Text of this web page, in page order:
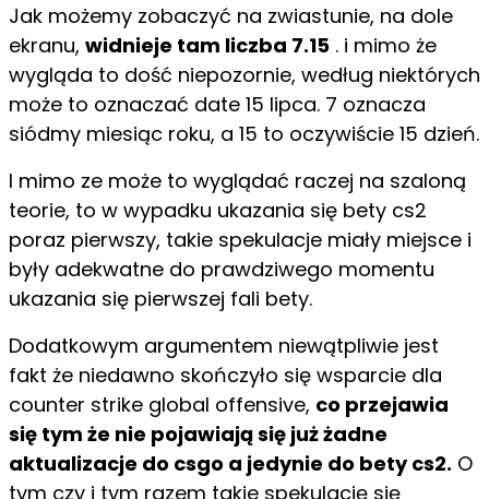
Jak możemy zobaczyć na zwiastunie, na dole
ekranu, widnieje tam liczba 7.15 . i mimo że
wygląda to dość niepozornie, według niektórych
może to oznaczać date 15 lipca. 7 oznacza
siódmy miesiąc roku, a 15 to oczywiście 15 dzień.
I mimo ze może to wyglądać raczej na szaloną
teorie, to w wypadku ukazania się bety cs2
poraz pierwszy, takie spekulacje miały miejsce i
były adekwatne do prawdziwego momentu
ukazania się pierwszej fali bety.
Dodatkowym argumentem niewątpliwie jest
fakt że niedawno skończyło się wsparcie dla
counter strike global offensive, co przejawia
się tym że nie pojawiają się już żadne
aktualizacje do csgo a jedynie do bety cs2. O
tym czy i tym razem takie spekulację się